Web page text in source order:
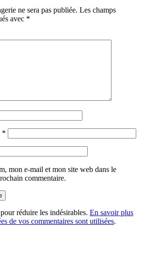
ne sera pas publiée. Les champs
avec *
*
mon e-mail et mon site web dans le
commentaire.
réduire les indésirables. En savoir plus
de vos commentaires sont utilisées.